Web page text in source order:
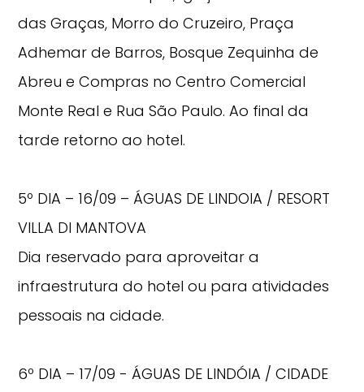
das Graças, Morro do Cruzeiro, Praça
Adhemar de Barros, Bosque Zequinha de
Abreu e Compras no Centro Comercial
Monte Real e Rua São Paulo. Ao final da
tarde retorno ao hotel.
5º DIA – 16/09 – ÁGUAS DE LINDOIA / RESORT
VILLA DI MANTOVA
Dia reservado para aproveitar a
infraestrutura do hotel ou para atividades
pessoais na cidade.
6º DIA – 17/09 - ÁGUAS DE LINDÓIA / CIDADE